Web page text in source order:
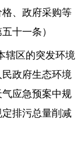
、政府采购等
十一条）
辖区的突发环境
政府生态环境
应急预案中规
排污总量削减